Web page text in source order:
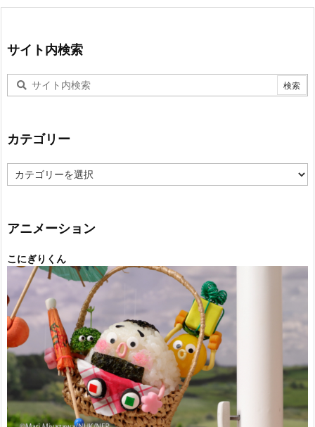
サイト内検索
カテゴリー
テ
ー
アニメーション
こにぎりくん